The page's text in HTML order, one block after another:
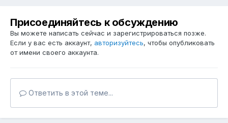
Присоединяйтесь к обсуждению
Вы можете написать сейчас и зарегистрироваться позже.
Если у вас есть аккаунт, авторизуйтесь, чтобы опубликовать
от имени своего аккаунта.
Ответить в этой теме...